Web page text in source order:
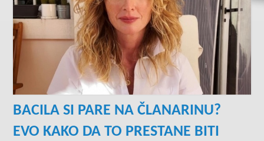
BACILA SI PARE NA ČLANARINU?
EVO KAKO DA TO PRESTANE BITI